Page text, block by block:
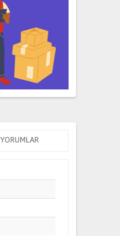
YORUMLAR